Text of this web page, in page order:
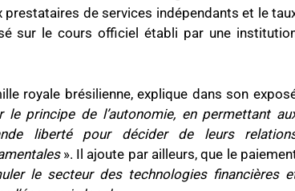
prestataires de services indépendants et le
sur le cours officiel établi par une
royale brésilienne, explique dans son
le principe de l’autonomie, en permettant
liberté pour décider de leurs
». Il ajoute par ailleurs, que le
le secteur des technologies financières